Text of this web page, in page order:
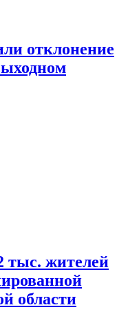
отклонение
тыс. жителей
области